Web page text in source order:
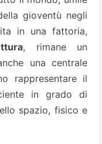
gioventù negli
in una fattoria,
, rimane un
una centrale
rappresentare il
in grado di
spazio, fisico e